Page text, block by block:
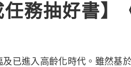
任務抽好書】
及已進入高齡化時代。雖然基